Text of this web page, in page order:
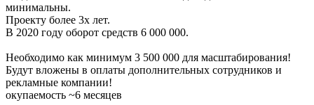
минимальны.
Проекту более 3х лет.
В 2020 году оборот средств 6 000 000.
Необходимо как минимум 3 500 000 для масштабирования!
Будут вложены в оплаты дополнительных сотрудников и
рекламные компании!
окупаемость ~6 месяцев